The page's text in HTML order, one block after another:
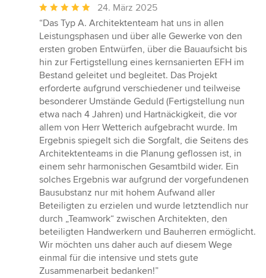
Durchschnittliche
Bewertung:
5
von
5
Sternen
24. März 2025
“Das Typ A. Architektenteam hat uns in allen
Leistungsphasen und über alle Gewerke von den
ersten groben Entwürfen, über die Bauaufsicht bis
hin zur Fertigstellung eines kernsanierten EFH im
Bestand geleitet und begleitet. Das Projekt
erforderte aufgrund verschiedener und teilweise
besonderer Umstände Geduld (Fertigstellung nun
etwa nach 4 Jahren) und Hartnäckigkeit, die vor
allem von Herr Wetterich aufgebracht wurde. Im
Ergebnis spiegelt sich die Sorgfalt, die Seitens des
Architektenteams in die Planung geflossen ist, in
einem sehr harmonischen Gesamtbild wider. Ein
solches Ergebnis war aufgrund der vorgefundenen
Bausubstanz nur mit hohem Aufwand aller
Beteiligten zu erzielen und wurde letztendlich nur
durch „Teamwork“ zwischen Architekten, den
beteiligten Handwerkern und Bauherren ermöglicht.
Wir möchten uns daher auch auf diesem Wege
einmal für die intensive und stets gute
Zusammenarbeit bedanken!”